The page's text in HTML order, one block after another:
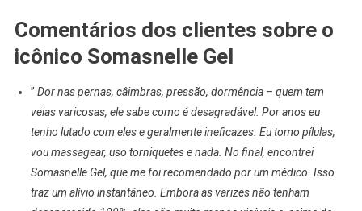
Comentários dos clientes sobre o
icônico Somasnelle Gel
” Dor nas pernas, câimbras, pressão, dormência – quem tem
veias varicosas, ele sabe como é desagradável. Por anos eu
tenho lutado com eles e geralmente ineficazes. Eu tomo pílulas,
vou massagear, uso torniquetes e nada. No final, encontrei
Somasnelle Gel, que me foi recomendado por um médico. Isso
traz um alívio instantâneo. Embora as varizes não tenham